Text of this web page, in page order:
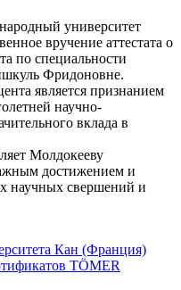
университет
вручение аттестата о
по специальности
Фридоновне.
является признанием
научно-
вклада в
Молдокееву
достижением и
научных свершений и
Кан (Франция)
TÖMER